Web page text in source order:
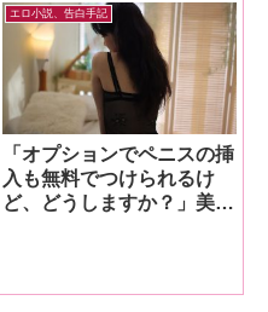
マンション」とは一体？！
【知られざる裏SEX地帯リ
ポート!!】
エロ小説、告白手記
「オプションでペニスの挿
入も無料でつけられるけ
ど、どうしますか？」美人
日記 第12回】